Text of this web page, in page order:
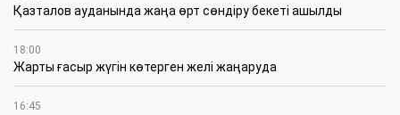
Қазталов ауданында жаңа өрт сөндіру бекеті ашылды
18:00
Жарты ғасыр жүгін көтерген желі жаңаруда
16:45